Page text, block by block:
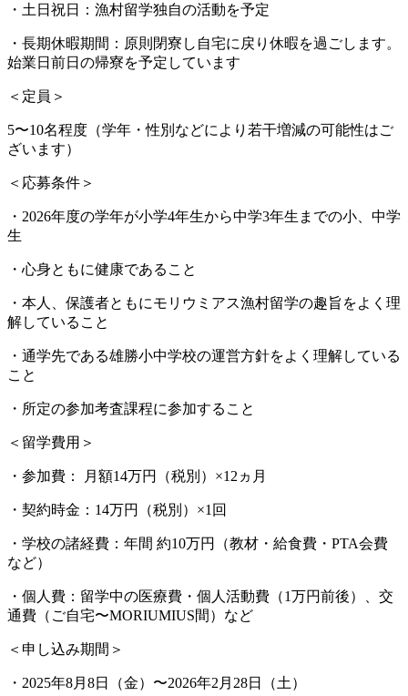
・土日祝日： 漁村留学独自の活動を予定
・長期休暇期間： 原則閉寮し自宅に戻り休暇を過ごします。
始業日前日の帰寮を予定しています
＜定員＞
5〜10名程度（学年・性別などにより若干増減の可能性はご
ざいます）
＜応募条件＞
・ 2026年度の学年が小学4年生から中学3年生までの小、中学
生
・ 心身ともに健康であること
・ 本人、保護者ともにモリウミアス漁村留学の趣旨をよく理
解していること
・ 通学先である雄勝小中学校の運営方針をよく理解している
こと
・ 所定の参加考査課程に参加すること
＜留学費用＞
・ 参加費： 月額14万円（税別）×12ヵ月
・ 契約時金：14万円（税別）×1回
・ 学校の諸経費：年間 約10万円（教材・給食費・PTA会費
など）
・ 個人費：留学中の医療費・個人活動費（1万円前後）、交
通費（ご自宅〜MORIUMIUS間）など
＜申し込み期間＞
・ 2025年8月8日（金）〜2026年2月28日（土）